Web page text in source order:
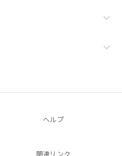
ヘルプ
関連リンク